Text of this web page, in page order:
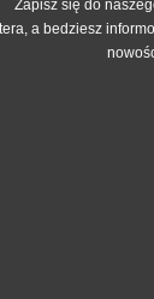
Zapisz się do
a bedziesz